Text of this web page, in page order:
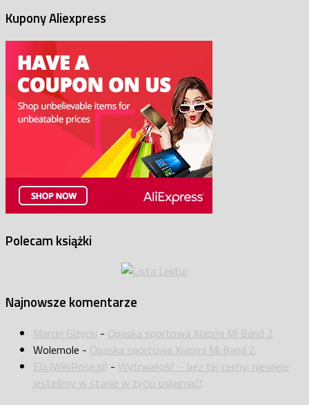
Kupony Aliexpress
Polecam książki
Najnowsze komentarze
Marcin Giżycki - Opaska sportowa Xiaomi Mi Band 2
Wolemole - Opaska sportowa Xiaomi Mi Band 2
Ela (WikiRose.pl) - Wytrwałość – bez tej cechy, niewiele
jesteśmy w stanie w życiu osiągnąć!